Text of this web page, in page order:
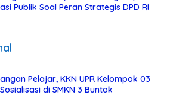
Publik Soal Peran Strategis DPD RI
Pelajar, KKN UPR Kelompok 03
di SMKN 3 Buntok